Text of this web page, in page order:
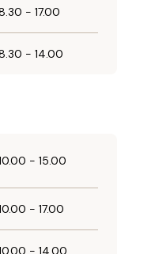
- 17.00
- 14.00
- 15.00
- 17.00
- 14.00